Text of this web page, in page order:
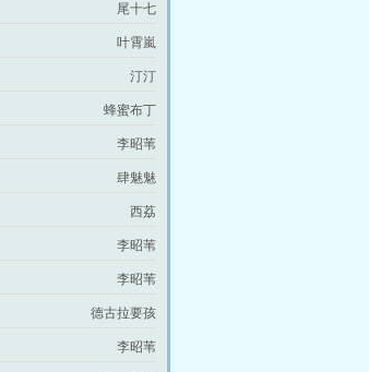
尾十七
叶霄嵐
汀汀
蜂蜜布丁
李昭苇
肆魅魅
西荔
李昭苇
李昭苇
德古拉要孩
李昭苇